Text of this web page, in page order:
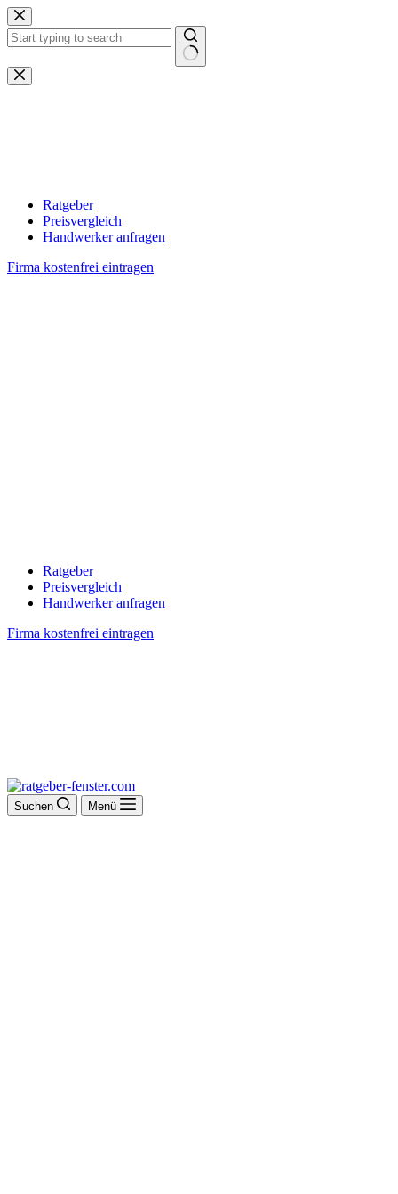
Zum
Inhalt
springen
Keine
Ergebnisse
Ratgeber
Preisvergleich
Handwerker anfragen
Firma kostenfrei eintragen
Ratgeber
Preisvergleich
Handwerker anfragen
Firma kostenfrei eintragen
Suchen Menü